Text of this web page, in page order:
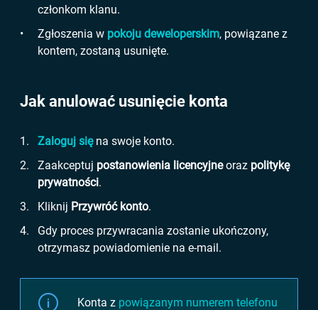
członkom klanu.
Zgłoszenia w pokoju deweloperskim, powiązane z
kontem, zostaną usunięte.
Jak anulować usunięcie konta
Zaloguj sięna swoje konto.
Zaakceptuj postanowienia licencyjneoraz politykę
prywatności.
Kliknij Przywróć konto.
Gdy proces przywracania zostanie ukończony,
otrzymasz powiadomienie na e-mail.
Konta z powiązanym numerem telefonu